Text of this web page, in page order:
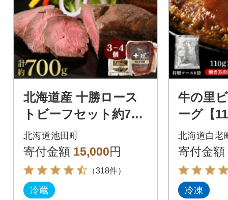
北海道産 十勝ロース
トビーフセット約700
g 無添加 小分け 国産
【A011-11-1】
北海道池田町
寄付金額 15,000円
（318件）
冷蔵
牛の里
ーグ【
製ソー
合せ
北海道白老
寄付金額
冷凍